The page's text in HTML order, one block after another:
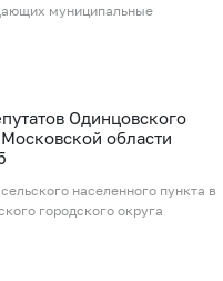
муниципальные
Одинцовского
области
населенного пункта в
городского округа